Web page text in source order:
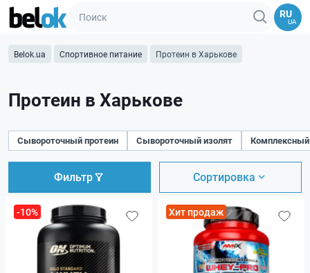
RU
UA
Belok.ua Спортивное питание Протеин в Харькове
Протеин в Харькове
Сывороточный протеин Сывороточный изолят Комплексный
Фильтр Сортировка
-10% Хит продаж